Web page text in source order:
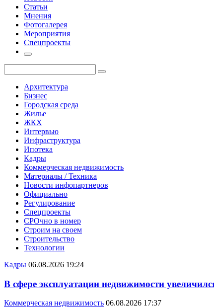
Статьи
Мнения
Фотогалерея
Мероприятия
Спецпроекты
Архитектура
Бизнес
Городская среда
Жилье
ЖКХ
Интервью
Инфраструктура
Ипотека
Кадры
Коммерческая недвижимость
Материалы / Техника
Новости инфопартнеров
Официально
Регулирование
Спецпроекты
СРОчно в номер
Строим на своем
Строительство
Технологии
Кадры 06.08.2026 19:24
В сфере эксплуатации недвижимости
Коммерческая недвижимость 06.08.2026 17:37